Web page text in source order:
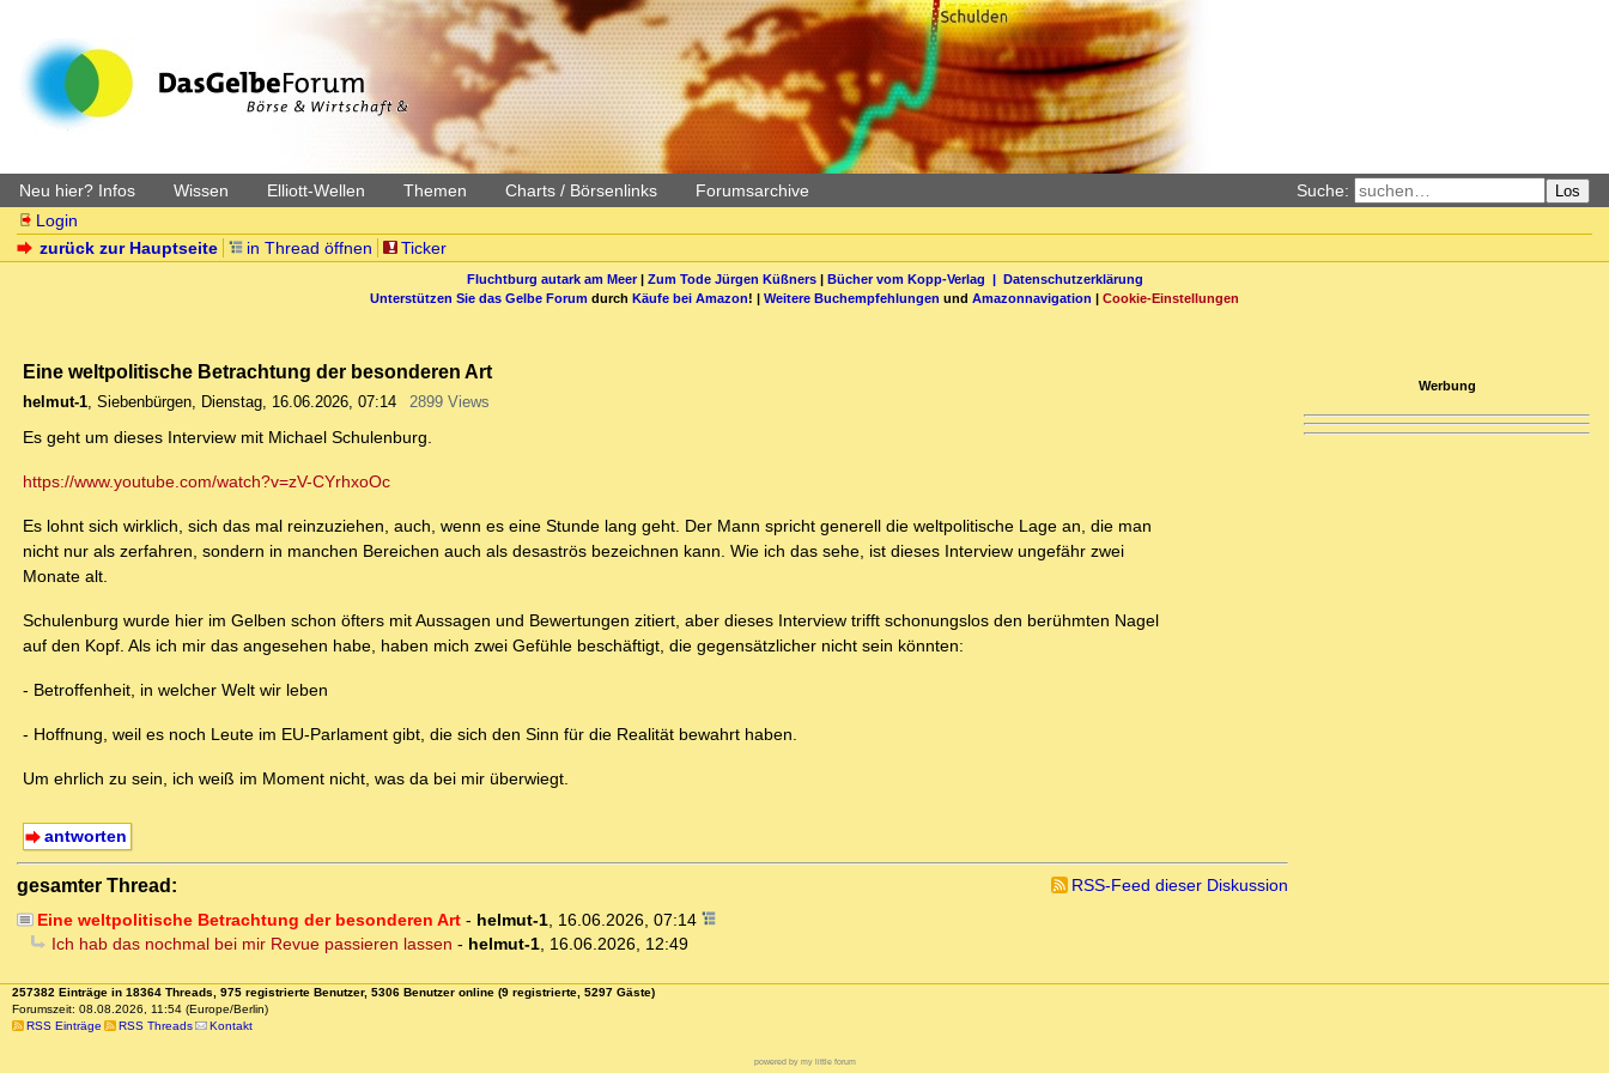
Neu hier? Infos Wissen Elliott-Wellen Themen Charts / Börsenlinks Forumsarchive Suche: Los
Login
zurück zur Hauptseite
in Thread öffnen Ticker
Fluchtburg autark am Meer| Zum Tode Jürgen Küßners| Bücher vom Kopp-Verlag | Datenschutzerklärung
Unterstützen Sie das Gelbe Forum durch Käufe bei Amazon! | Weitere Buchempfehlungen und Amazonnavigation | Cookie-Einstellungen
Eine weltpolitische Betrachtung der besonderen Art
helmut-1, Siebenbürgen, Dienstag, 16.06.2026, 07:14 2899 Views
Es geht um dieses Interview mit Michael Schulenburg.
https://www.youtube.com/watch?v=zV-CYrhxoOc
Es lohnt sich wirklich, sich das mal reinzuziehen, auch, wenn es eine Stunde lang geht. Der Mann spricht generell die weltpolitische Lage an, die man
nicht nur als zerfahren, sondern in manchen Bereichen auch als desaströs bezeichnen kann. Wie ich das sehe, ist dieses Interview ungefähr zwei
Monate alt.
Schulenburg wurde hier im Gelben schon öfters mit Aussagen und Bewertungen zitiert, aber dieses Interview trifft schonungslos den berühmten Nagel
auf den Kopf. Als ich mir das angesehen habe, haben mich zwei Gefühle beschäftigt, die gegensätzlicher nicht sein könnten:
- Betroffenheit, in welcher Welt wir leben
- Hoffnung, weil es noch Leute im EU-Parlament gibt, die sich den Sinn für die Realität bewahrt haben.
Um ehrlich zu sein, ich weiß im Moment nicht, was da bei mir überwiegt.
antworten
gesamter Thread:
RSS-Feed dieser Diskussion
Eine weltpolitische Betrachtung der besonderen Art- helmut-1, 16.06.2026, 07:14
Ich hab das nochmal bei mir Revue passieren lassen - helmut-1, 16.06.2026, 12:49
Werbung
257382 Einträge in 18364 Threads, 975 registrierte Benutzer, 5306 Benutzer online (9 registrierte, 5297 Gäste)
Forumszeit: 08.08.2026, 11:54 (Europe/Berlin)
RSS Einträge
RSS Threads Kontakt
powered by my little forum